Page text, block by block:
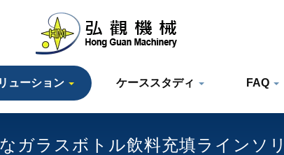
ューション ケーススタディ FAQ
ガラスボトル飲料充填ラインソ